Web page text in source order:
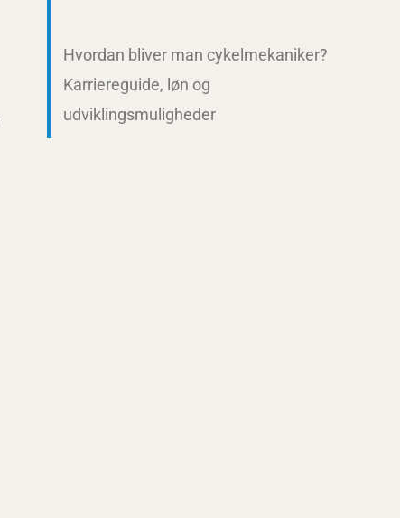
Hvordan bliver man cykelmekaniker?
Karriereguide, løn og
udviklingsmuligheder